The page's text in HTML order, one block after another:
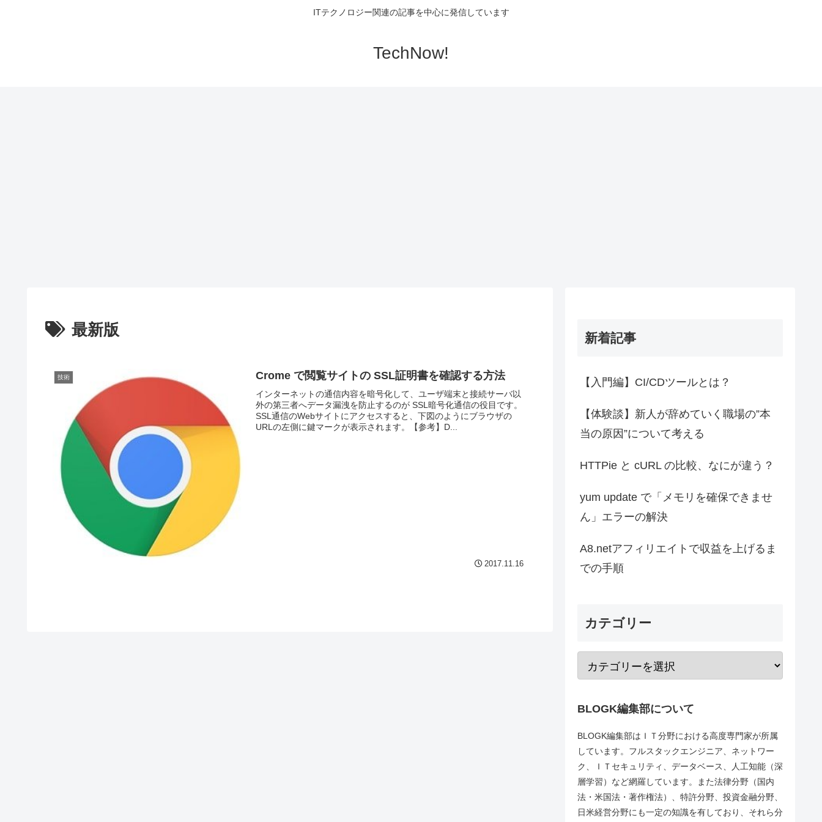
ITテクノロジー関連の記事を中心に発信しています
TechNow!
最新版
技術 Crome で閲覧サイトの SSL証明書を確認する方法
インターネットの通信内容を暗号化して、ユーザ端末と接続サーバ以
外の第三者へデータ漏洩を防止するのが SSL暗号化通信の役目です。
SSL通信のWebサイトにアクセスすると、下図のようにブラウザの
URLの左側に鍵マークが表示されます。【参考】D...
2017.11.16
新着記事
【入門編】CI/CDツールとは？
【体験談】新人が辞めていく職場の”本
当の原因”について考える
HTTPie と cURL の比較、なにが違う？
yum update で「メモリを確保できませ
ん」エラーの解決
A8.netアフィリエイトで収益を上げるま
での手順
カテゴリー
BLOGK編集部について
BLOGK編集部はＩＴ分野における高度専門家が所属
しています。フルスタックエンジニア、ネットワー
ク、ＩＴセキュリティ、データベース、人工知能（深
層学習）など網羅しています。また法律分野（国内
法・米国法・著作権法）、特許分野、投資金融分野、
日米経営分野にも一定の知識を有しており、それら分